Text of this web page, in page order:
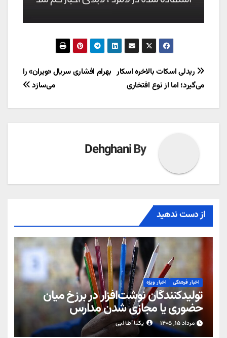
راهبری
نوشته
بهرام افشاری سریال «ویران» را
می‌سازد
ریدلی اسکات بالاخره اسکار
می‌گیرد؛ اما از نوع افتخاری
By
Dehghani
از دست ندهید
اخبار فرهنگی اخبار ویژه
تولیدکنندگان نوشت‌افزار در برزخ میان
حضوری یا مجازی شدن مدارس
مرداد ۱۵, ۱۴۰۵ یکتا طالبی